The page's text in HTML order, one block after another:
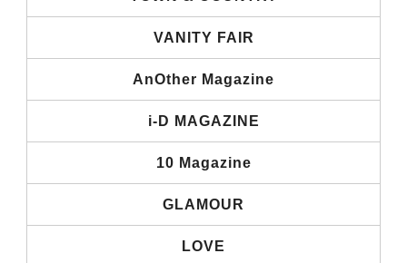
VANITY FAIR
AnOther Magazine
i-D MAGAZINE
10 Magazine
GLAMOUR
LOVE